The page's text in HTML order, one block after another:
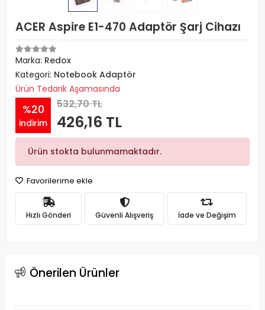
ACER Aspire E1-470 Adaptör Şarj Cihazı
Marka: Redox
Kategori: Notebook Adaptör
Ürün Tedarik Aşamasında
%20
indirim
532,70 TL
426,16 TL
Ürün stokta bulunmamaktadır.
Favorilerime ekle
Hızlı Gönderi Güvenli Alışveriş İade ve Değişim
Önerilen Ürünler